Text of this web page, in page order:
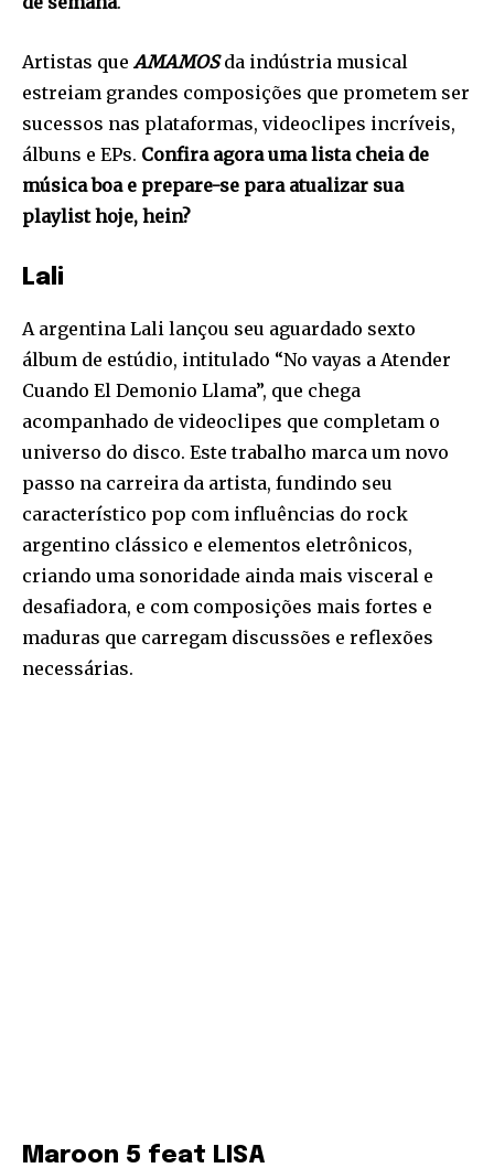
Artistas que AMAMOSda indústria musical
estreiam grandes composições que prometem ser
sucessos nas plataformas, videoclipes incríveis,
álbuns e EPs. Confira agora uma lista cheia de
música boa e prepare-se para atualizar sua
playlist hoje, hein?
Lali
A argentina Lali lançou seu aguardado sexto
álbum de estúdio, intitulado “No vayas a Atender
Cuando El Demonio Llama”, que chega
acompanhado de videoclipes que completam o
universo do disco. Este trabalho marca um novo
passo na carreira da artista, fundindo seu
característico pop com influências do rock
argentino clássico e elementos eletrônicos,
criando uma sonoridade ainda mais visceral e
desafiadora, e com composições mais fortes e
maduras que carregam discussões e reflexões
necessárias.
Maroon 5 feat LISA